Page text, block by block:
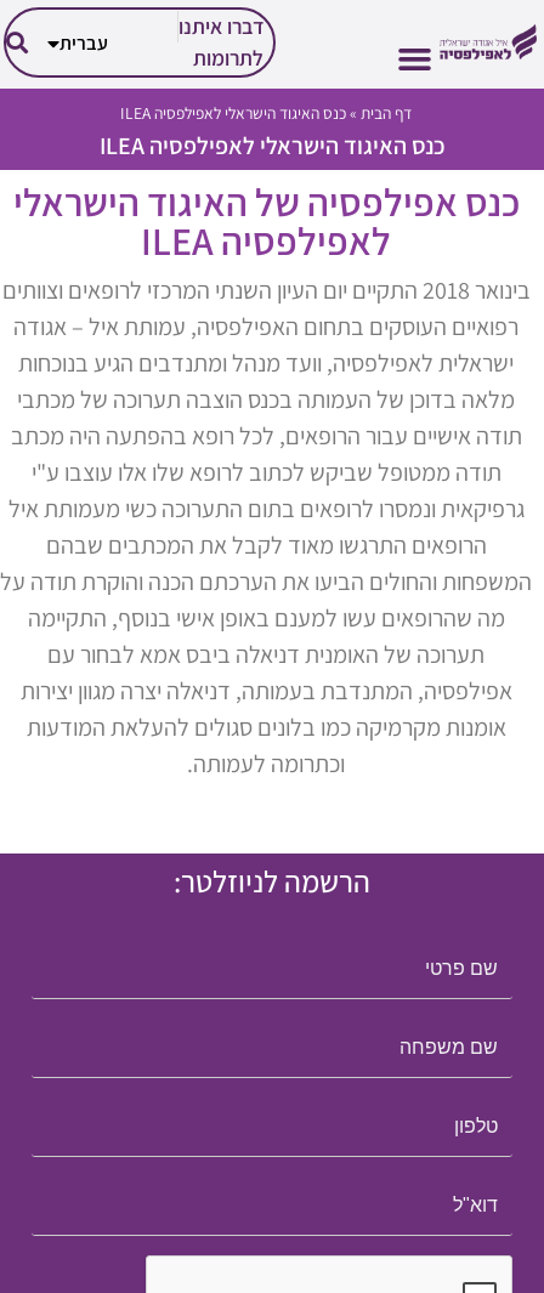
דברו איתנו
לתרומות
עברית
العربية
English
דף הבית »כנס האיגוד הישראלי לאפילפסיה ILEA
כנס האיגוד הישראלי לאפילפסיה ILEA
כנס אפילפסיה של האיגוד הישראלי
לאפילפסיה ILEA
בינואר 2018 התקיים יום העיון השנתי המרכזי לרופאים וצוותים
רפואיים העוסקים בתחום האפילפסיה, עמותת איל – אגודה
ישראלית לאפילפסיה, וועד מנהל ומתנדבים הגיע בנוכחות
מלאה בדוכן של העמותה בכנס הוצבה תערוכה של מכתבי
תודה אישיים עבור הרופאים, לכל רופא בהפתעה היה מכתב
תודה ממטופל שביקש לכתוב לרופא שלו אלו עוצבו ע"י
גרפיקאית ונמסרו לרופאים בתום התערוכה כשי מעמותת איל
הרופאים התרגשו מאוד לקבל את המכתבים שבהם
המשפחות והחולים הביעו את הערכתם הכנה והוקרת תודה על
מה שהרופאים עשו למענם באופן אישי בנוסף, התקיימה
תערוכה של האומנית דניאלה ביבס אמא לבחור עם
אפילפסיה, המתנדבת בעמותה, דניאלה יצרה מגוון יצירות
אומנות מקרמיקה כמו בלונים סגולים להעלאת המודעות
וכתרומה לעמותה.
הרשמה לניוזלטר: